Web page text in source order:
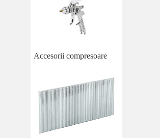
Accesorii compresoare